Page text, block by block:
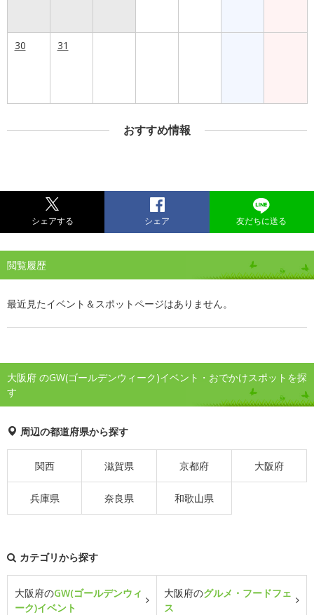
30 31
おすすめ情報
シェアする シェア 友だちに送る
閲覧履歴
最近見たイベント＆スポットページはありません。
大阪府 のGW(ゴールデンウィーク)イベント・おでかけスポットを探
す
周辺の都道府県から探す
関西 滋賀県 京都府 大阪府
兵庫県 奈良県 和歌山県
カテゴリから探す
大阪府のGW(ゴールデンウィ
ーク)イベント
大阪府のグルメ・フードフェ
ス